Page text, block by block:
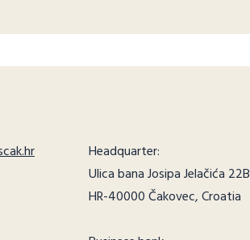
Headquarter:
Ulica bana Josipa Jelačića 22B
HR-40000 Čakovec, Croatia